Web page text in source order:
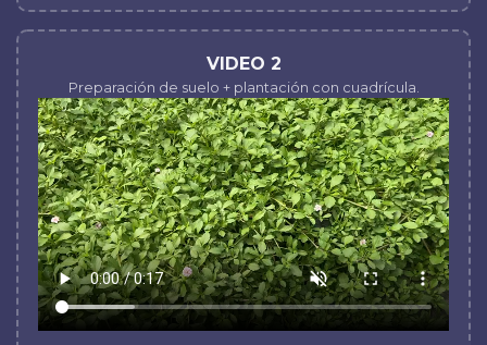
VIDEO 2
Preparación de suelo + plantación con cuadrícula.